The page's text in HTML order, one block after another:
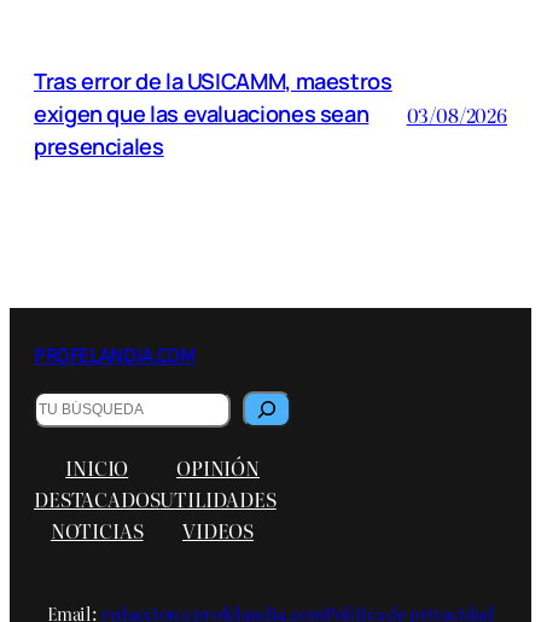
Tras error de la USICAMM, maestros
exigen que las evaluaciones sean
presenciales
03/08/2026
PROFELANDIA.COM
B
u
a
r
INICIO
DESTACADOS
NOTICIAS
OPINIÓN
UTILIDADES
VIDEOS
Email:redaccion@profelandia.comPolítica de privacidad